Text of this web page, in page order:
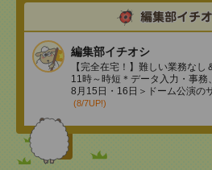
編集部イチオシ
【完全在宅！】難しい業務な
11時～時短＊データ入力・事務
8月15日・16日＞ドーム公演の
(8/7UP!)